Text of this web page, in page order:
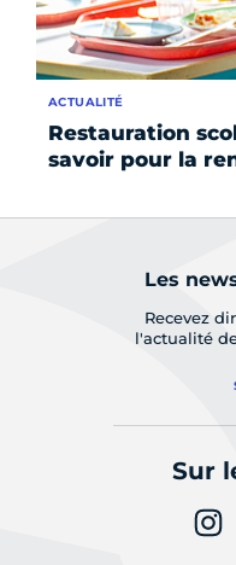
Restauration
savoir pour la
ACTUALITÉ
Les
Recevez
l'actualité
Sur